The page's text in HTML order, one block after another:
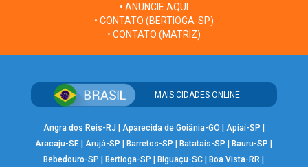
• ANUNCIE AQUI
• CONTATO (BERTIOGA-SP)
• CONTATO (MATRIZ)
MAIS CIDADES ONLINE
Angra dos Reis-RJ | Aparecida de Goiânia-GO | Apiaí-SP |
Aracaju-SE | Arujá-SP |Barretos-SP |Batatais-SP |Bauru-SP |
Bebedouro-SP |Bertioga-SP |Biguaçu-SC |Boa Vista-RR |